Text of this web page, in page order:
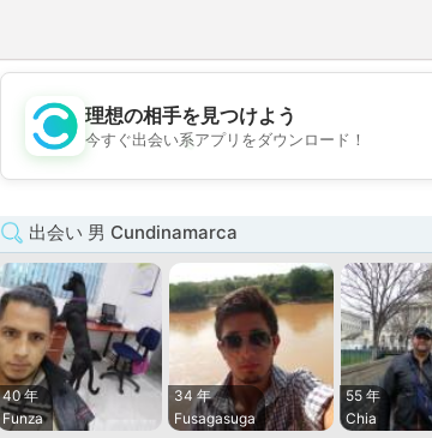
💖
理想の相手を見つけよう
今すぐ出会い系アプリをダウンロード！
出会い 男 Cundinamarca
40 年
Funza
34 年
Fusagasuga
55 年
Chia